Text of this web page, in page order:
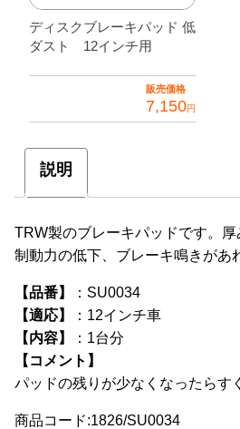
ディスクブレーキパッド 低
ダスト 12インチ用
販売価格
7,150円
説明
TRW製のブレーキパッドです。厚
制動力の低下、ブレーキ鳴きがあ
【品番】
：SU0034
【適応】
：12インチ車
【内容】
：1台分
【コメント】
パッドの残りが少なくなったらす
商品コード:1826/SU0034